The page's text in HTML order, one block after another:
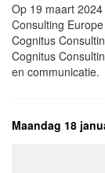
Op 19 maart
Consulting
Cognitus
Cognitus
en communicatie.
Maandag 18